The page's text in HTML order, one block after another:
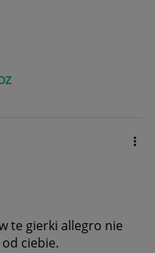
te gierki allegro nie
ciebie.